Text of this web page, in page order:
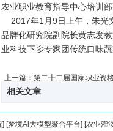
农业职业教育指导中心培训
2017年1月9日上午，朱光
品牌化研究院副院长黄志发
业科技下乡专家团传统口味
上一篇： 第二十二届国家职业资
相关文章
] [梦境Ai大模型聚合平台] [农业灌